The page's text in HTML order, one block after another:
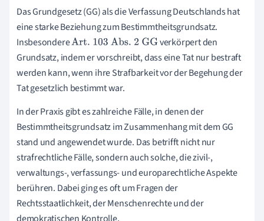
Das Grundgesetz (GG) als die Verfassung Deutschlands hat
eine starke Beziehung zum Bestimmtheitsgrundsatz.
InsbesondereArt. 103 Abs. 2 GG
verkörpert den
Grundsatz, indem er vorschreibt, dass eine Tat nur bestraft
werden kann, wenn ihre Strafbarkeit vor der Begehung der
Tat gesetzlich bestimmt war.
In der Praxis gibt es zahlreiche Fälle, in denen der
Bestimmtheitsgrundsatz im Zusammenhang mit dem GG
stand und angewendet wurde. Das betrifft nicht nur
strafrechtliche Fälle, sondern auch solche, die zivil-,
verwaltungs-, verfassungs- und europarechtliche Aspekte
berühren. Dabei ging es oft um Fragen der
Rechtsstaatlichkeit, der Menschenrechte und der
demokratischen Kontrolle.